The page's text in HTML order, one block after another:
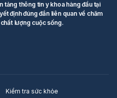
tảng thông tin y khoa hàng đầu tại
định đúng đắn liên quan về chăm
lượng cuộc sống.
Kiểm tra sức khỏe